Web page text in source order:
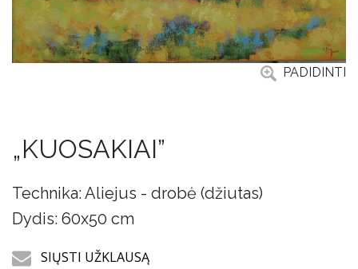
PADIDINTI
„KUOSAKIAI”
Technika: Aliejus - drobė (džiutas)
Dydis: 60x50 cm
SIŲSTI UŽKLAUSĄ